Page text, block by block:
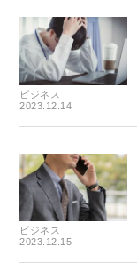
ビジネス
2023.12.14
ビジネス
2023.12.15